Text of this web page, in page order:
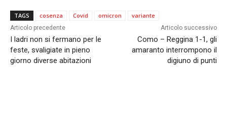
TAGS cosenza Covid omicron variante
Articolo precedente
I ladri non si fermano per le
feste, svaligiate in pieno
giorno diverse abitazioni
Articolo successivo
Como – Reggina 1-1, gli
amaranto interrompono il
digiuno di punti